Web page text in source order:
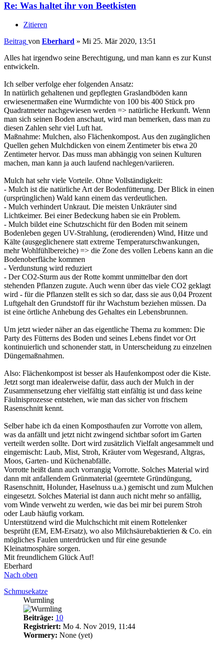
Re: Was haltet ihr von Beetkisten
Zitieren
Beitrag von Eberhard » Mi 25. Mär 2020, 13:51
Alles hat irgendwo seine Berechtigung, und man kann es zur Kunst
entwickeln.
Ich selber verfolge eher folgenden Ansatz:
In natürlich gehaltenen und gepflegten Graslandböden kann
erwiesenermaßen eine Wurmdichte von 100 bis 400 Stück pro
Quadratmeter nachgewiesen werden => natürliche Herkunft. Wenn
man sich seinen Boden anschaut, wird man bemerken, dass man zu
diesen Zahlen sehr viel Luft hat.
Maßnahme: Mulchen, also Flächenkompost. Aus den zugänglichen
Quellen gehen Mulchdicken von einem Zentimeter bis etwa 20
Zentimeter hervor. Das muss man abhängig von seinen Kulturen
machen, man kann ja auch laufend nachlegen/variieren.
Mulch hat sehr viele Vorteile. Ohne Vollständigkeit:
- Mulch ist die natürliche Art der Bodenfütterung. Der Blick in einen
(ursprünglichen) Wald kann einem das verdeutlichen.
- Mulch verhindert Unkraut. Die meisten Unkräuter sind
Lichtkeimer. Bei einer Bedeckung haben sie ein Problem.
- Mulch bildet eine Schutzschicht für den Boden mit seinem
Bodenleben gegen UV-Strahlung, (erodierenden) Wind, Hitze und
Kälte (ausgeglichenere statt extreme Temperaturschwankungen,
mehr Wohlfühlbereiche) => die Zone des vollen Lebens kann an die
Bodenoberfläche kommen
- Verdunstung wird reduziert
- Der CO2-Sturm aus der Rotte kommt unmittelbar den dort
stehenden Pflanzen zugute. Auch wenn über das viele CO2 geklagt
wird - für die Pflanzen stellt es sich so dar, dass sie aus 0,04 Prozent
Luftgehalt den Grundstoff für ihr Wachstum beziehen müssen. Da
ist eine örtliche Anhebung des Gehaltes ein Lebensbrunnen.
Um jetzt wieder näher an das eigentliche Thema zu kommen: Die
Party des Fütterns des Boden und seines Lebens findet vor Ort
kontinuierlich und schonender statt, in Unterscheidung zu einzelnen
Düngemaßnahmen.
Also: Flächenkompost ist besser als Haufenkompost oder die Kiste.
Jetzt sorgt man idealerweise dafür, dass auch der Mulch in der
Zusammensetzung eher vielfältig statt einfältig ist und dass keine
Fäulnisprozesse entstehen, wie man das sicher von frischem
Rasenschnitt kennt.
Selber habe ich da einen Komposthaufen zur Vorrotte von allem,
was da anfällt und jetzt nicht zwingend sichtbar sofort im Garten
verteilt werden sollte. Dort wird zusätzlich Vielfalt angesammelt und
eingemischt: Laub, Mist, Stroh, Kräuter vom Wegesrand, Altgras,
Moos, Garten- und Küchenabfälle.
Vorrotte heißt dann auch vorrangig Vorrotte. Solches Material wird
dann mit anfallendem Grünmaterial (geerntete Gründüngung,
Rasenschnitt, Holunder, Haselnuss u.a.) gemischt und zum Mulchen
eingesetzt. Solches Material ist dann auch nicht mehr so anfällig,
vom Winde verweht zu werden, wie das bei mir bei purem Stroh
oder Laub häufig vorkam.
Unterstützend wird die Mulchschicht mit einem Rottelenker
besprüht (EM, EM-Ersatz), wo also Milchsäurebaktierien & Co. ein
mögliches Faulen unterdrücken und für eine gesunde
Kleinatmosphäre sorgen.
Mit freundlichem Glück Auf!
Eberhard
Nach oben
Schmusekatze
Wurmling
Beiträge: 10
Registriert: Mo 4. Nov 2019, 11:44
Wormery: None (yet)